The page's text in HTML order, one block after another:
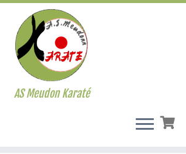
AS Meudon Karaté